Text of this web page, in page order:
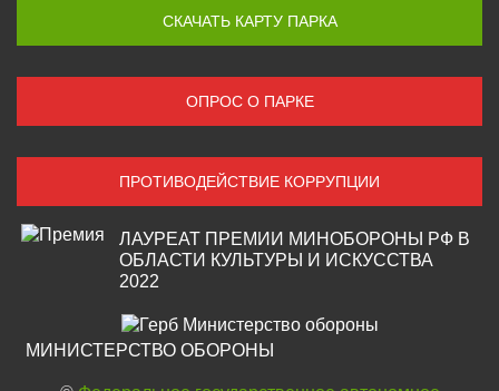
СКАЧАТЬ КАРТУ ПАРКА
ОПРОС О ПАРКЕ
ПРОТИВОДЕЙСТВИЕ КОРРУПЦИИ
ЛАУРЕАТ ПРЕМИИ МИНОБОРОНЫ РФ В
ОБЛАСТИ КУЛЬТУРЫ И ИСКУССТВА
2022
МИНИСТЕРСТВО ОБОРОНЫ